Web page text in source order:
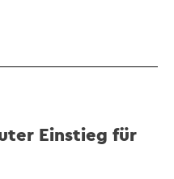
Einstieg für